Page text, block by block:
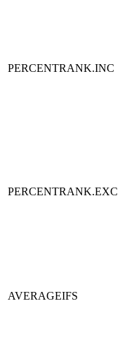
PERCENTRANK.INC
PERCENTRANK.EXC
AVERAGEIFS